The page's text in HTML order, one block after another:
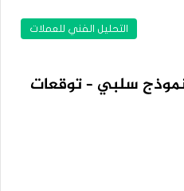
التحليل الفني للعملات
نموذج سلبي – توقعات